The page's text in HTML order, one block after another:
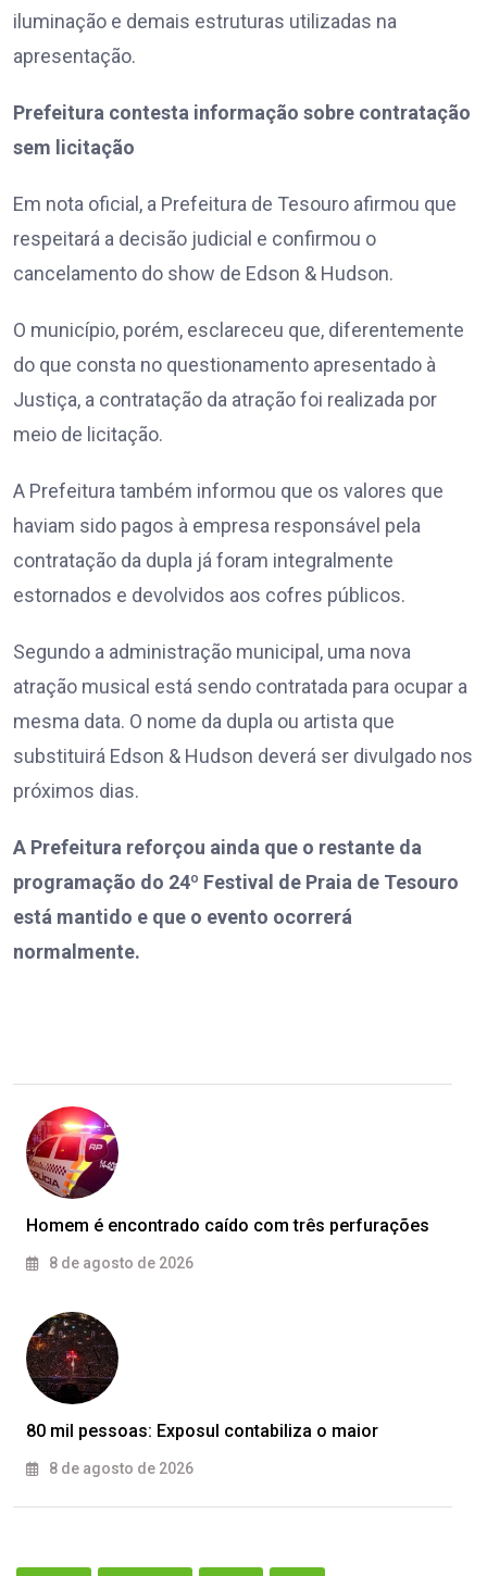
iluminação e demais estruturas utilizadas na
apresentação.
Prefeitura contesta informação sobre contratação
sem licitação
Em nota oficial, a Prefeitura de Tesouro afirmou que
respeitará a decisão judicial e confirmou o
cancelamento do show de Edson & Hudson.
O município, porém, esclareceu que, diferentemente
do que consta no questionamento apresentado à
Justiça, a contratação da atração foi realizada por
meio de licitação.
A Prefeitura também informou que os valores que
haviam sido pagos à empresa responsável pela
contratação da dupla já foram integralmente
estornados e devolvidos aos cofres públicos.
Segundo a administração municipal, uma nova
atração musical está sendo contratada para ocupar a
mesma data. O nome da dupla ou artista que
substituirá Edson & Hudson deverá ser divulgado nos
próximos dias.
A Prefeitura reforçou ainda que o restante da
programação do 24º Festival de Praia de Tesouro
está mantido e que o evento ocorrerá
normalmente.
Homem é encontrado caído com três perfurações
8 de agosto de 2026
80 mil pessoas: Exposul contabiliza o maior
8 de agosto de 2026